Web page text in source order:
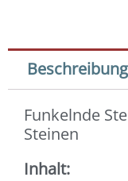
Beschreibung
Funkelnde
Steinen
Inhalt: